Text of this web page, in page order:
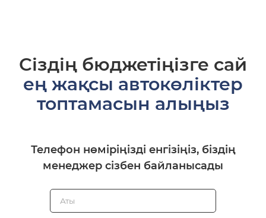
Сіздің бюджетіңізге сай
ең жақсы автокөліктер
топтамасын алыңыз
Телефон нөміріңізді енгізіңіз, біздің
менеджер сізбен байланысады